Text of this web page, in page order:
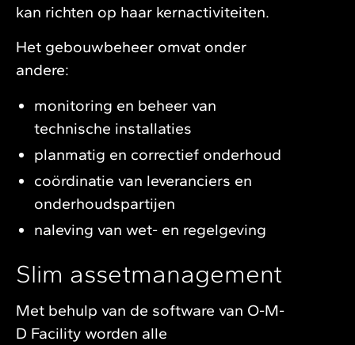
kan richten op haar kernactiviteiten.
Het gebouwbeheer omvat onder
andere:
monitoring en beheer van
technische installaties
planmatig en correctief onderhoud
coördinatie van leveranciers en
onderhoudspartijen
naleving van wet- en regelgeving
Slim assetmanagement
Met behulp van de software van O-M-
D Facility worden alle